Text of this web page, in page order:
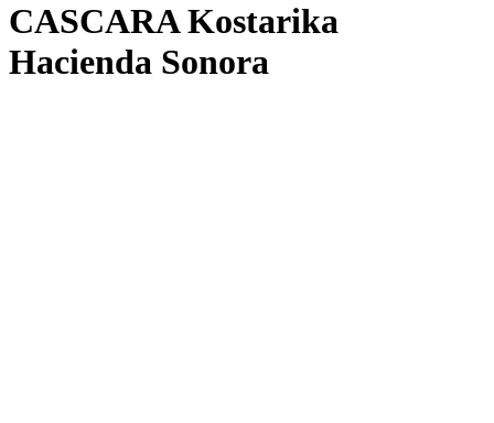
CASCARA Kostarika
Hacienda Sonora